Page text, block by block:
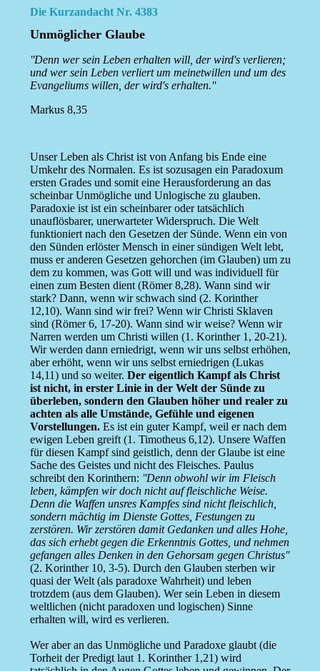
Die Kurzandacht Nr. 4383
Unmöglicher Glaube
''Denn wer sein Leben erhalten will, der wird's verlieren;
und wer sein Leben verliert um meinetwillen und um des
Evangeliums willen, der wird's erhalten.''
Markus 8,35
Unser Leben als Christ ist von Anfang bis Ende eine
Umkehr des Normalen. Es ist sozusagen ein Paradoxum
ersten Grades und somit eine Herausforderung an das
scheinbar Unmögliche und Unlogische zu glauben.
Paradoxie ist ist ein scheinbarer oder tatsächlich
unauflösbarer, unerwarteter Widerspruch. Die Welt
funktioniert nach den Gesetzen der Sünde. Wenn ein von
den Sünden erlöster Mensch in einer sündigen Welt lebt,
muss er anderen Gesetzen gehorchen (im Glauben) um zu
dem zu kommen, was Gott will und was individuell für
einen zum Besten dient (Römer 8,28). Wann sind wir
stark? Dann, wenn wir schwach sind (2. Korinther
12,10). Wann sind wir frei? Wenn wir Christi Sklaven
sind (Römer 6, 17-20). Wann sind wir weise? Wenn wir
Narren werden um Christi willen (1. Korinther 1, 20-21).
Wir werden dann erniedrigt, wenn wir uns selbst erhöhen,
aber erhöht, wenn wir uns selbst erniedrigen (Lukas
14,11) und so weiter. Der eigentlich Kampf als Christ
ist nicht, in erster Linie in der Welt der Sünde zu
überleben, sondern den Glauben höher und realer zu
achten als alle Umstände, Gefühle und eigenen
Vorstellungen. Es ist ein guter Kampf, weil er nach dem
ewigen Leben greift (1. Timotheus 6,12). Unsere Waffen
für diesen Kampf sind geistlich, denn der Glaube ist eine
Sache des Geistes und nicht des Fleisches. Paulus
schreibt den Korinthern: ''Denn obwohl wir im Fleisch
leben, kämpfen wir doch nicht auf fleischliche Weise.
Denn die Waffen unsres Kampfes sind nicht fleischlich,
sondern mächtig im Dienste Gottes, Festungen zu
zerstören. Wir zerstören damit Gedanken und alles Hohe,
das sich erhebt gegen die Erkenntnis Gottes, und nehmen
gefangen alles Denken in den Gehorsam gegen Christus''
(2. Korinther 10, 3-5). Durch den Glauben sterben wir
quasi der Welt (als paradoxe Wahrheit) und leben
trotzdem (aus dem Glauben). Wer sein Leben in diesem
weltlichen (nicht paradoxen und logischen) Sinne
erhalten will, wird es verlieren.
Wer aber an das Unmögliche und Paradoxe glaubt (die
Torheit der Predigt laut 1. Korinther 1,21) wird